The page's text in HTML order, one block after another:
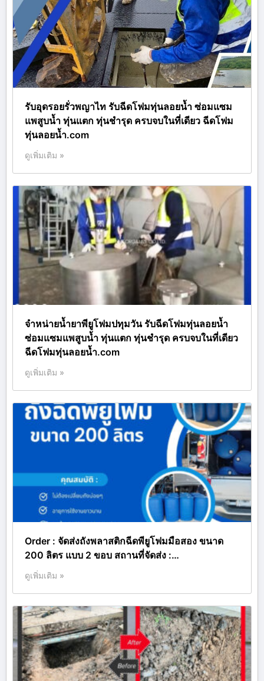
รับอุดรอยรั่วพญาไท รับฉีดโฟมทุ่นลอยน้ำ ซ่อมแซม
แพสูบน้ำ ทุ่นแตก ทุ่นชำรุด ครบจบในที่เดียว ฉีดโฟม
ทุ่นลอยน้ำ.com
ดูเพิ่มเติม »
จำหน่ายน้ำยาพียูโฟมปทุมวัน รับฉีดโฟมทุ่นลอยน้ำ
ซ่อมแซมแพสูบน้ำ ทุ่นแตก ทุ่นชำรุด ครบจบในที่เดียว
ฉีดโฟมทุ่นลอยน้ำ.com
ดูเพิ่มเติม »
Order : จัดส่งถังพลาสติกฉีดพียูโฟมมือสอง ขนาด
200 ลิตร แบบ 2 ขอบ สถานที่จัดส่ง :…
ดูเพิ่มเติม »